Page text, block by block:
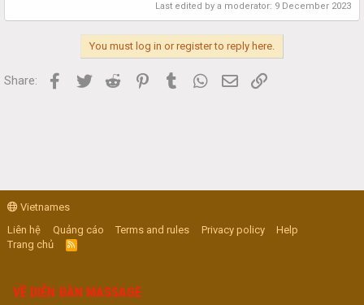
Last edited by a moderator: 9 December 2023
You must log in or register to reply here.
Share: Facebook
Twitter Reddit PinterestTumblr WhatsApp
Email
Vietnames
Liên hệ
Quảng cáo Terms and rules Privacy policy
Help
Trang chủ
R
S
VỀ DIỄN ĐÀN MASSAGE